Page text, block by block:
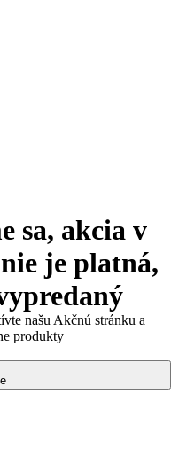
sa, akcia v
je platná,
našu Akčnú stránku a
produkty